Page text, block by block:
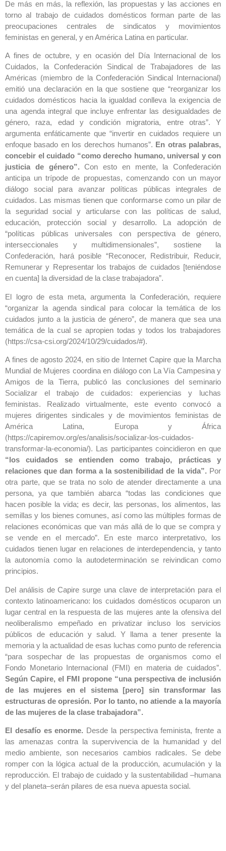
De más en más, la reflexión, las propuestas y las acciones en
torno al trabajo de cuidados domésticos forman parte de las
preocupaciones centrales de sindicatos y movimientos
feministas en general, y en América Latina en particular.
A fines de octubre, y en ocasión del Día Internacional de los
Cuidados, la Confederación Sindical de Trabajadores de las
Américas (miembro de la Confederación Sindical Internacional)
emitió una declaración en la que sostiene que “reorganizar los
cuidados domésticos hacia la igualdad conlleva la exigencia de
una agenda integral que incluye enfrentar las desigualdades de
género, raza, edad y condición migratoria, entre otras”. Y
argumenta enfáticamente que “invertir en cuidados requiere un
enfoque basado en los derechos humanos”. En otras palabras,
concebir el cuidado “como derecho humano, universal y con
justicia de género”. Con esto en mente, la Confederación
anticipa un trípode de propuestas, comenzando con un mayor
diálogo social para avanzar políticas públicas integrales de
cuidados. Las mismas tienen que conformarse como un pilar de
la seguridad social y articularse con las políticas de salud,
educación, protección social y desarrollo. La adopción de
“políticas públicas universales con perspectiva de género,
interseccionales y multidimensionales”, sostiene la
Confederación, hará posible “Reconocer, Redistribuir, Reducir,
Remunerar y Representar los trabajos de cuidados [teniéndose
en cuenta] la diversidad de la clase trabajadora”.
El logro de esta meta, argumenta la Confederación, requiere
“organizar la agenda sindical para colocar la temática de los
cuidados junto a la justicia de género”, de manera que sea una
temática de la cual se apropien todas y todos los trabajadores
(https://csa-csi.org/2024/10/29/cuidados/#).
A fines de agosto 2024, en sitio de Internet Capire que la Marcha
Mundial de Mujeres coordina en diálogo con La Vía Campesina y
Amigos de la Tierra, publicó las conclusiones del seminario
Socializar el trabajo de cuidados: experiencias y luchas
feministas. Realizado virtualmente, este evento convocó a
mujeres dirigentes sindicales y de movimientos feministas de
América Latina, Europa y África
(https://capiremov.org/es/analisis/socializar-los-cuidados-
transformar-la-economia/). Las participantes coincidieron en que
“los cuidados se entienden como trabajo, prácticas y
relaciones que dan forma a la sostenibilidad de la vida”. Por
otra parte, que se trata no solo de atender directamente a una
persona, ya que también abarca “todas las condiciones que
hacen posible la vida; es decir, las personas, los alimentos, las
semillas y los bienes comunes, así como las múltiples formas de
relaciones económicas que van más allá de lo que se compra y
se vende en el mercado”. En este marco interpretativo, los
cuidados tienen lugar en relaciones de interdependencia, y tanto
la autonomía como la autodeterminación se reivindican como
principios.
Del análisis de Capire surge una clave de interpretación para el
contexto latinoamericano: los cuidados domésticos ocuparon un
lugar central en la respuesta de las mujeres ante la ofensiva del
neoliberalismo empeñado en privatizar incluso los servicios
públicos de educación y salud. Y llama a tener presente la
memoria y la actualidad de esas luchas como punto de referencia
“para sospechar de las propuestas de organismos como el
Fondo Monetario Internacional (FMI) en materia de cuidados”.
Según Capire, el FMI propone “una perspectiva de inclusión
de las mujeres en el sistema [pero] sin transformar las
estructuras de opresión. Por lo tanto, no atiende a la mayoría
de las mujeres de la clase trabajadora”.
El desafío es enorme. Desde la perspectiva feminista, frente a
las amenazas contra la supervivencia de la humanidad y del
medio ambiente, son necesarios cambios radicales. Se debe
romper con la lógica actual de la producción, acumulación y la
reproducción. El trabajo de cuidado y la sustentabilidad –humana
y del planeta–serán pilares de esa nueva apuesta social.